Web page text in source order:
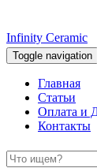
Infinity Ceramic
Toggle navigation
Главная
Статьи
Оплата и
Контакты